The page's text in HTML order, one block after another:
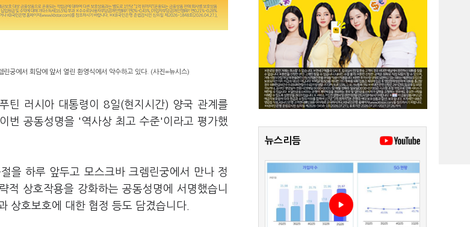
궁에서 회담에 앞서 열린 환영식에서 악수하고 있다. (사진=뉴시스)
틴 러시아 대통령이 8일(현지시간) 양국 관계를
번 공동성명을 '역사상 최고 수준'이라고 평가했
을 하루 앞두고 모스크바 크렘린궁에서 만나 정
상호작용을 강화하는 공동성명에 서명했습니
상호보호에 대한 협정 등도 담겼습니다.
뉴스리듬